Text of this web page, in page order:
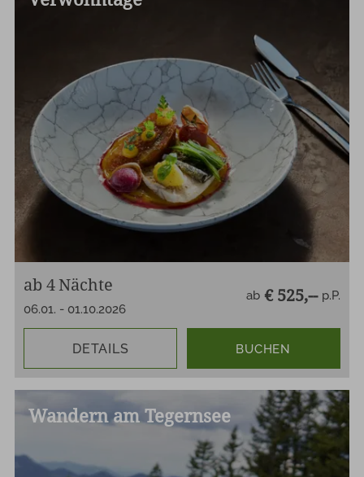
ab4Nächte
06.01. - 01.10.2026
ab € 525,-- p.P.
DETAILS BUCHEN
Wandern am Tegernsee